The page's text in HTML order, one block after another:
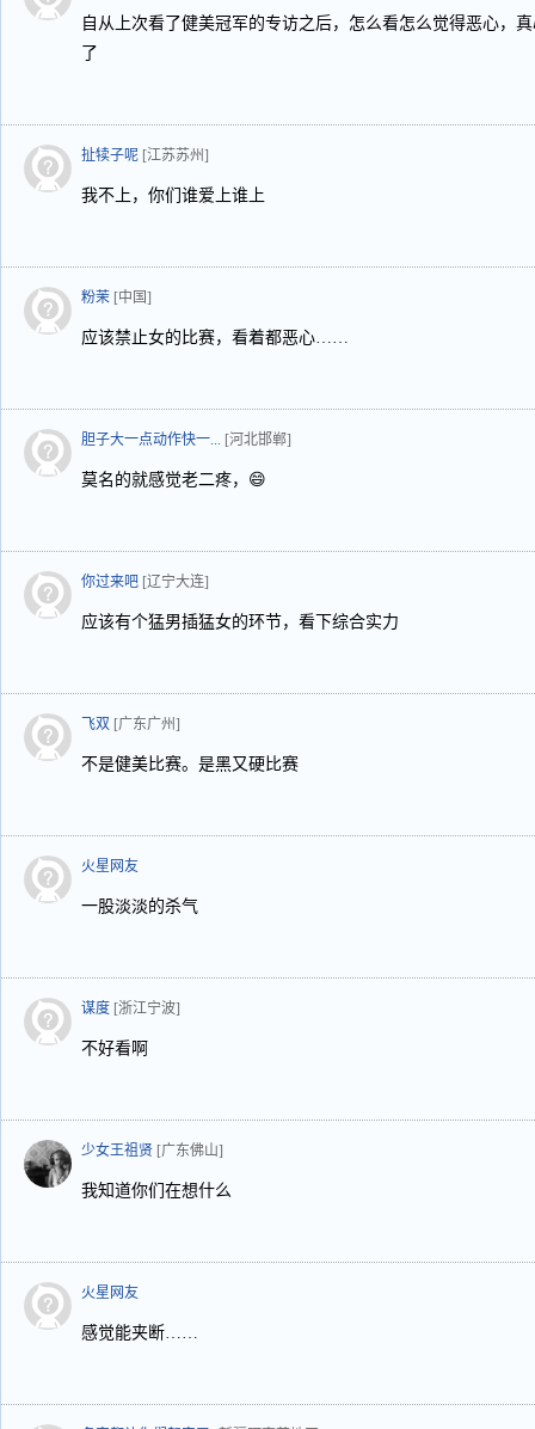
自从上次看了健美冠军的专访之后，怎么看怎么觉得恶心，
了
扯犊子呢 [江苏苏州]
我不上，你们谁爱上谁上
粉茉 [中国]
应该禁止女的比赛，看着都恶心……
胆子大一点动作快一... [河北邯郸]
莫名的就感觉老二疼，😄
你过来吧 [辽宁大连]
应该有个猛男插猛女的环节，看下综合实力
飞双 [广东广州]
不是健美比赛。是黑又硬比赛
火星网友
一股淡淡的杀气
谋度 [浙江宁波]
不好看啊
少女王祖贤 [广东佛山]
我知道你们在想什么
火星网友
感觉能夹断……